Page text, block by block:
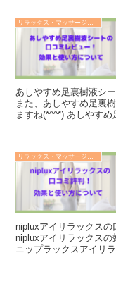
できますよ。 さらに、
整できるので、自分に
あしやすめ足裏樹液シ
また、あしやすめ足裏
ますね(*^^*) あしやす
や唐辛子パウダーで温
タンニンも配合されて
判も良く人気が高まっ
リラックス・マッサージ用品
nipluxアイリラックス
nipluxアイリラックス
ニップラックスアイリ